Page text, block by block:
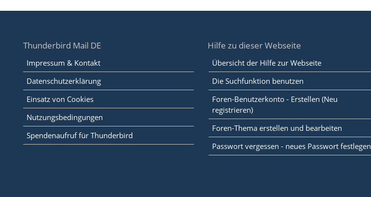
Thunderbird Mail DE
Impressum & Kontakt
Datenschutzerklärung
Einsatz von Cookies
Nutzungsbedingungen
Spendenaufruf für Thunderbird
Hilfe zu dieser Webseite
Übersicht der Hilfe zur Webseite
Die Suchfunktion benutzen
Foren-Benutzerkonto - Erstellen (Neu
registrieren)
Foren-Thema erstellen und bearbeiten
Passwort vergessen - neues Passwort festlegen